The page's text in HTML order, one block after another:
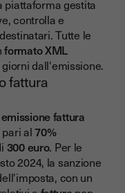
piattaforma gestita
controlla e
Tutte le
formato XML
dall'emissione.
fattura
emissione fattura
pari al70%
300 euro. Per le
2024, la sanzione
con un